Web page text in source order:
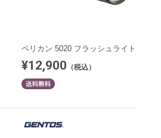
ペリカン 5020 フラッシュライト
¥12,900 （税込）